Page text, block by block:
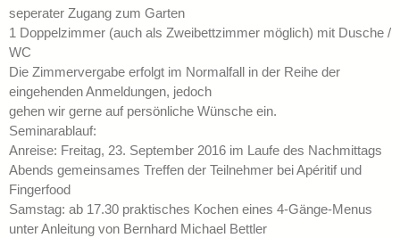
seperater Zugang zum Garten
1 Doppelzimmer (auch als Zweibettzimmer möglich) mit Dusche /
WC
Die Zimmervergabe erfolgt im Normalfall in der Reihe der
eingehenden Anmeldungen, jedoch
gehen wir gerne auf persönliche Wünsche ein.
Seminarablauf:
Anreise: Freitag, 23. September 2016 im Laufe des Nachmittags
Abends gemeinsames Treffen der Teilnehmer bei Apéritif und
Fingerfood
Samstag: ab 17.30 praktisches Kochen eines 4-Gänge-Menus
unter Anleitung von Bernhard Michael Bettler